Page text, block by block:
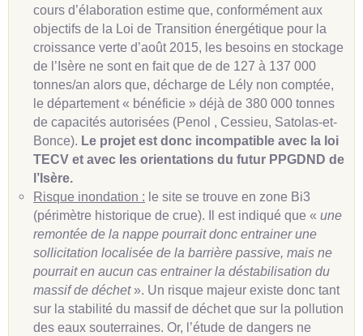
cours d’élaboration estime que, conformément aux
objectifs de la Loi de Transition énergétique pour la
croissance verte d’août 2015, les besoins en stockage
de l’Isère ne sont en fait que de de 127 à 137 000
tonnes/an alors que, décharge de Lély non comptée,
le département « bénéficie » déjà de 380 000 tonnes
de capacités autorisées (Penol , Cessieu, Satolas-et-
Bonce). Le projet est donc incompatible avec la loi
TECV et avec les orientations du futur PPGDND de
l’Isère.
Risque inondation : le site se trouve en zone Bi3
(périmètre historique de crue). Il est indiqué que « une
remontée de la nappe pourrait donc entrainer une
sollicitation localisée de la barrière passive, mais ne
pourrait en aucun cas entrainer la déstabilisation du
massif de déchet». Un risque majeur existe donc tant
sur la stabilité du massif de déchet que sur la pollution
des eaux souterraines. Or, l’étude de dangers ne